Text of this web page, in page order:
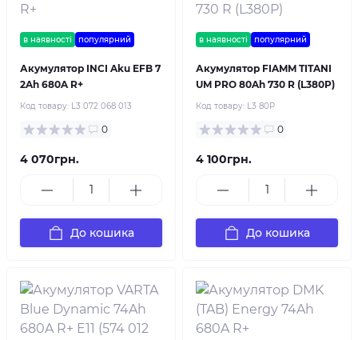
в наявності популярний
Акумулятор INCI Aku EFB 7
2Ah 680A R+
Код товару: L3 072 068 013
0
4 070грн.
До кошика
в наявності популярний
Акумулятор FIAMM TITANI
UM PRO 80Ah 730 R (L380P)
Код товару: L3 80P
0
4 100грн.
До кошика